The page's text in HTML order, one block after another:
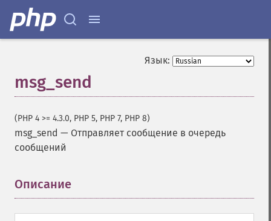
Язык:
msg_send
(PHP 4 >= 4.3.0, PHP 5, PHP 7, PHP 8)
msg_send — Отправляет сообщение в очередь
сообщений
Описание